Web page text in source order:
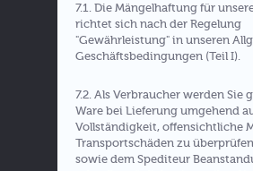
7.1. Die Mängelhaftung für
richtet sich nach der Regelung
"Gewährleistung" in unseren
Geschäftsbedingungen (Teil I).
7.2. Als Verbraucher werden Sie
Ware bei Lieferung umgehend
Vollständigkeit, offensichtliche
Transportschäden zu
sowie dem Spediteur